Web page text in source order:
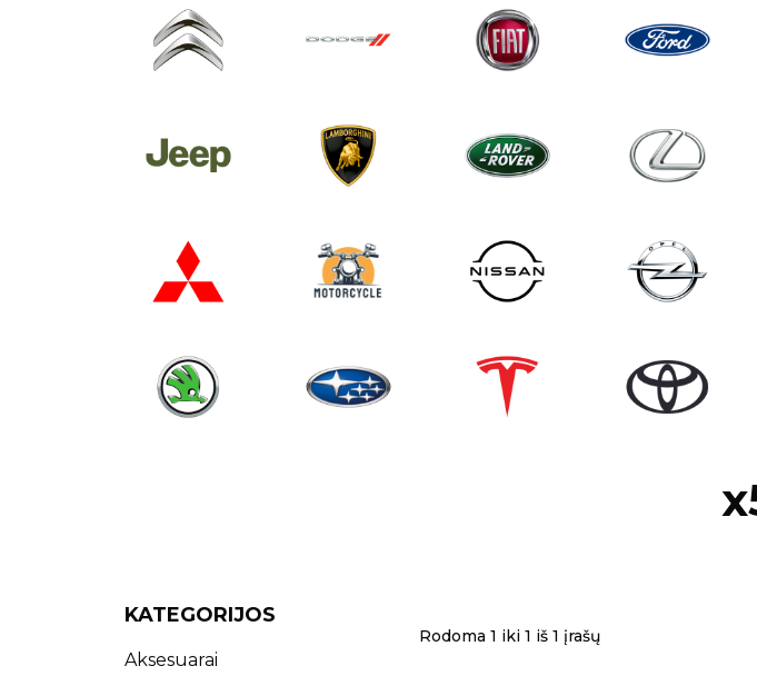
KATEGORIJOS
Aksesuarai
Rodoma 1 iki 1 iš 1 įrašų